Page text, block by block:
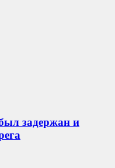
задержан и